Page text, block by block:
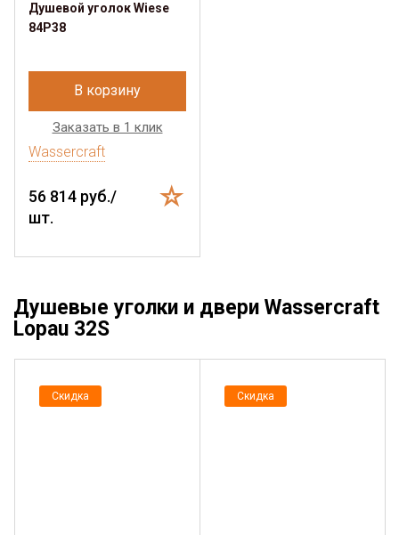
Душевой уголок Wiese
84P38
В корзину
Заказать в 1 клик
Wassercraft
56 814 руб./
шт.
Душевые уголки и двери Wassercraft
Lopau 32S
Скидка Скидка